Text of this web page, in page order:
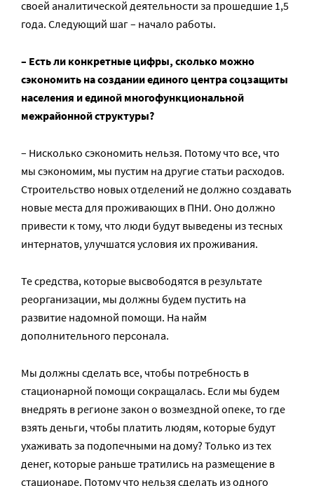
своей аналитической деятельности за прошедшие 1,5
года. Следующий шаг – начало работы.
– Есть ли конкретные цифры, сколько можно
сэкономить на создании единого центра соцзащиты
населения и единой многофункциональной
межрайонной структуры?
– Нисколько сэкономить нельзя. Потому что все, что
мы сэкономим, мы пустим на другие статьи расходов.
Строительство новых отделений не должно создавать
новые места для проживающих в ПНИ. Оно должно
привести к тому, что люди будут выведены из тесных
интернатов, улучшатся условия их проживания.
Те средства, которые высвободятся в результате
реорганизации, мы должны будем пустить на
развитие надомной помощи. На найм
дополнительного персонала.
Мы должны сделать все, чтобы потребность в
стационарной помощи сокращалась. Если мы будем
внедрять в регионе закон о возмездной опеке, то где
взять деньги, чтобы платить людям, которые будут
ухаживать за подопечными на дому? Только из тех
денег, которые раньше тратились на размещение в
стационаре. Потому что нельзя сделать из одного